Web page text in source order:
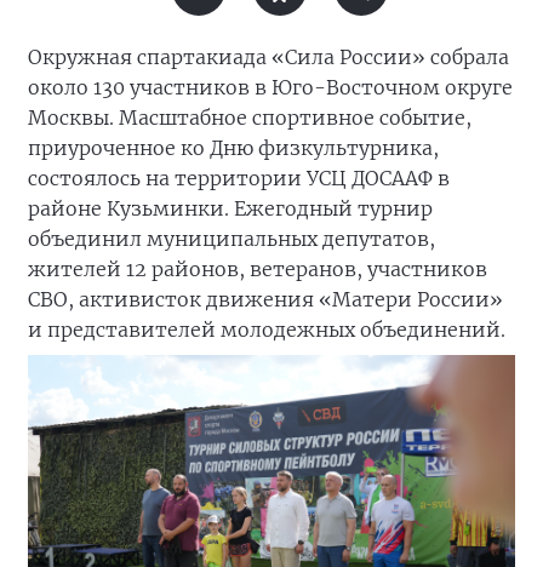
Окружная спартакиада «Сила России» собрала
около 130 участников в Юго-Восточном округе
Москвы. Масштабное спортивное событие,
приуроченное ко Дню физкультурника,
состоялось на территории УСЦ ДОСААФ в
районе Кузьминки. Ежегодный турнир
объединил муниципальных депутатов,
жителей 12 районов, ветеранов, участников
СВО, активисток движения «Матери России»
и представителей молодежных объединений.